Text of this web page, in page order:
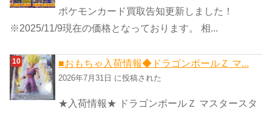
ポケモンカード買取告知更新しました！
※2025/11/9現在の価格となっております。 相...
■おもちゃ入荷情報◆ドラゴンボールＺ マ...
2026年7月31日 に投稿された
★入荷情報★ ドラゴンボールＺ マスタースタ